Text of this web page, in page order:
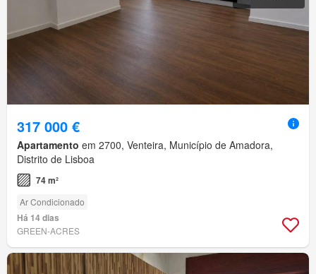
317 000 €
Apartamento em 2700, Venteira, Município de Amadora,
Distrito de Lisboa
74 m²
Ar Condicionado
Há 14 dias
GREEN-ACRES